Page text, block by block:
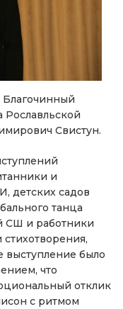
Рославльской
Свистун.
и
детских садов
танца
СШ и работники
выступление было
что
отклик
с ритмом